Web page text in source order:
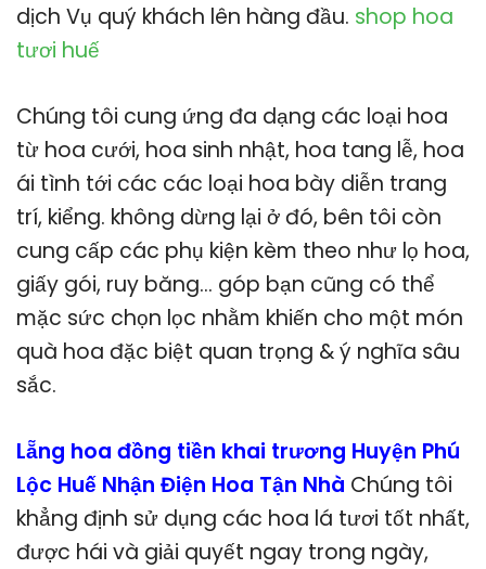
dịch Vụ quý khách lên hàng đầu. shop hoa
tươi huế
Chúng tôi cung ứng đa dạng các loại hoa
từ hoa cưới, hoa sinh nhật, hoa tang lễ, hoa
ái tình tới các các loại hoa bày diễn trang
trí, kiểng. không dừng lại ở đó, bên tôi còn
cung cấp các phụ kiện kèm theo như lọ hoa,
giấy gói, ruy băng… góp bạn cũng có thể
mặc sức chọn lọc nhằm khiến cho một món
quà hoa đặc biệt quan trọng & ý nghĩa sâu
sắc.
Lẵng hoa đồng tiền khai trương Huyện Phú
Lộc Huế Nhận Điện Hoa Tận Nhà Chúng tôi
khẳng định sử dụng các hoa lá tươi tốt nhất,
được hái và giải quyết ngay trong ngày,